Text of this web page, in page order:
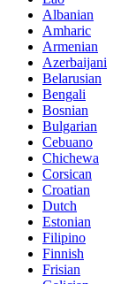
Albanian
Amharic
Armenian
Azerbaijani
Belarusian
Bengali
Bosnian
Bulgarian
Cebuano
Chichewa
Corsican
Croatian
Dutch
Estonian
Filipino
Finnish
Frisian